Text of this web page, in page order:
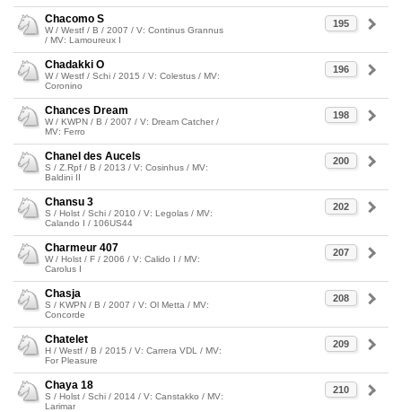
195
Chacomo S
W / Westf / B / 2007 / V: Continus Grannus
/ MV: Lamoureux I
196
Chadakki O
W / Westf / Schi / 2015 / V: Colestus / MV:
Coronino
198
Chances Dream
W / KWPN / B / 2007 / V: Dream Catcher /
MV: Ferro
200
Chanel des Aucels
S / Z.Rpf / B / 2013 / V: Cosinhus / MV:
Baldini II
202
Chansu 3
S / Holst / Schi / 2010 / V: Legolas / MV:
Calando I / 106US44
207
Charmeur 407
W / Holst / F / 2006 / V: Calido I / MV:
Carolus I
208
Chasja
S / KWPN / B / 2007 / V: Ol Metta / MV:
Concorde
209
Chatelet
H / Westf / B / 2015 / V: Carrera VDL / MV:
For Pleasure
210
Chaya 18
S / Holst / Schi / 2014 / V: Canstakko / MV:
Larimar